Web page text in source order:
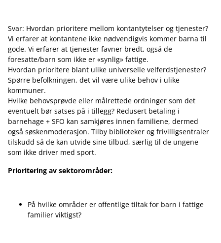
Svar: Hvordan prioritere mellom kontantytelser og tjenester?
Vi erfarer at kontantene ikke nødvendigvis kommer barna til
gode. Vi erfarer at tjenester favner bredt, også de
foresatte/barn som ikke er «synlig» fattige.
Hvordan prioritere blant ulike universelle velferdstjenester?
Spørre befolkningen, det vil være ulike behov i ulike
kommuner.
Hvilke behovsprøvde eller målrettede ordninger som det
eventuelt bør satses på i tillegg? Redusert betaling i
barnehage + SFO kan samkjøres innen familiene, dermed
også søskenmoderasjon. Tilby biblioteker og frivilligsentraler
tilskudd så de kan utvide sine tilbud, særlig til de ungene
som ikke driver med sport.
Prioritering av sektorområder:
På hvilke områder er offentlige tiltak for barn i fattige
familier viktigst?